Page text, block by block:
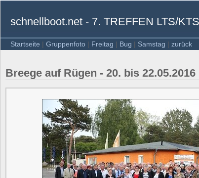
schnellboot.net - 7. TREFFEN LTS/
Startseite | Gruppenfoto | Freitag | Bug | Samstag | zurück
Breege auf Rügen - 20. bis 22.05.2016